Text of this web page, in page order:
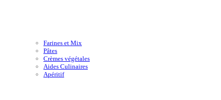
Farines et Mix
Pâtes
Crèmes végétales
Aides Culinaires
Apéritif